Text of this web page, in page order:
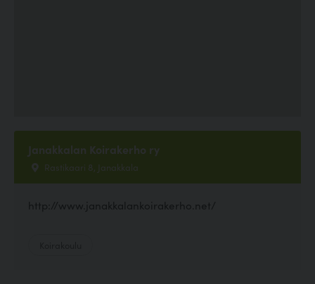
Janakkalan Koirakerho ry
Rastikaari 8, Janakkala
http://www.janakkalankoirakerho.net/